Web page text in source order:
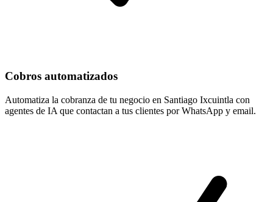
Cobros automatizados
Automatiza la cobranza de tu negocio en Santiago Ixcuintla con
agentes de IA que contactan a tus clientes por WhatsApp y email.